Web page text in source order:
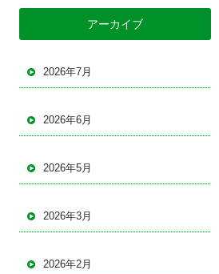
アーカイブ
2026年7月
2026年6月
2026年5月
2026年3月
2026年2月